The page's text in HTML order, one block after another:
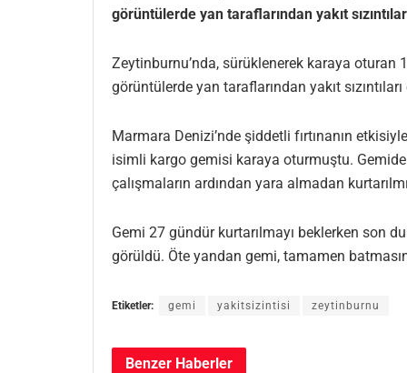
görüntülerde yan taraflarından yakıt
Zeytinburnu’nda, sürüklenerek karaya oturan
görüntülerde yan taraflarından yakıt
Marmara Denizi’nde şiddetli fırtınanın
isimli kargo gemisi karaya oturmuştu.
çalışmaların ardından yara almadan
Gemi 27 gündür kurtarılmayı beklerken son
görüldü. Öte yandan gemi, tamamen
Etiketler: gemi yakitsizintisi zeytinburnu
Benzer Haberler